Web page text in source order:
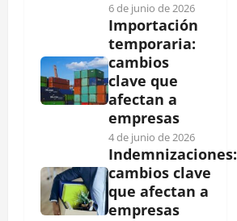
6 de junio de 2026
Importación
temporaria:
cambios
clave que
afectan a
empresas
4 de junio de 2026
Indemnizaciones:
cambios clave
que afectan a
empresas